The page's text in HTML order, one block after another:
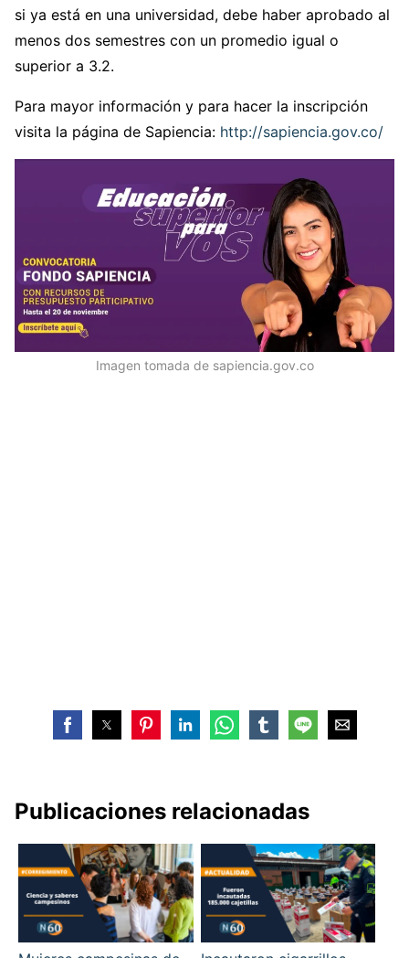
si ya está en una universidad, debe haber aprobado al
menos dos semestres con un promedio igual o
superior a 3.2.
Para mayor información y para hacer la inscripción
visita la página de Sapiencia: http://sapiencia.gov.co/
Imagen tomada de sapiencia.gov.co
Publicaciones relacionadas